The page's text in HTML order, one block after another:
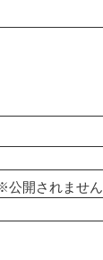
公開されません